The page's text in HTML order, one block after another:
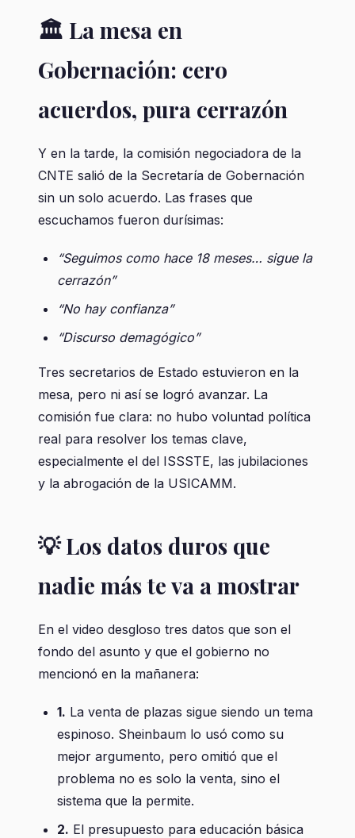
🏛️ La mesa en
Gobernación: cero
acuerdos, pura cerrazón
Y en la tarde, la comisión negociadora de la
CNTE salió de la Secretaría de Gobernación
sin un solo acuerdo. Las frases que
escuchamos fueron durísimas:
“Seguimos como hace 18 meses… sigue la
cerrazón”
“No hay confianza”
“Discurso demagógico”
Tres secretarios de Estado estuvieron en la
mesa, pero ni así se logró avanzar. La
comisión fue clara: no hubo voluntad política
real para resolver los temas clave,
especialmente el del ISSSTE, las jubilaciones
y la abrogación de la USICAMM.
💡 Los datos duros que
nadie más te va a mostrar
En el video desgloso tres datos que son el
fondo del asunto y que el gobierno no
mencionó en la mañanera:
1. La venta de plazas sigue siendo un tema
espinoso. Sheinbaum lo usó como su
mejor argumento, pero omitió que el
problema no es solo la venta, sino el
sistema que la permite.
2. El presupuesto para educación básica